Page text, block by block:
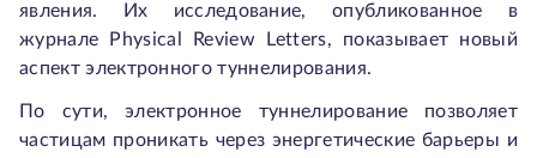
явления. Их исследование, опубликованное в
журнале
Physical Review Letters, показывает новый
аспект электронного туннелирования.
По сути, электронное туннелирование позволяет
частицам проникать через энергетические барьеры и